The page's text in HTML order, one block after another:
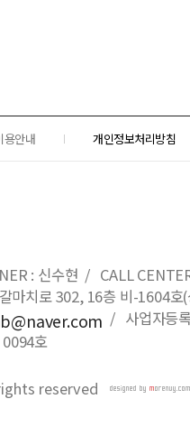
용안내 개인정보처리방침
: 신수현 / CALL
마치로 302, 16층 비-1604
/ 사업자등
0094호
reserved